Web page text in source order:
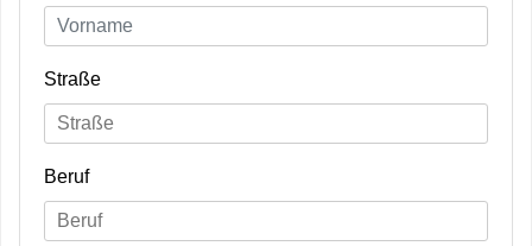
Straße
Beruf